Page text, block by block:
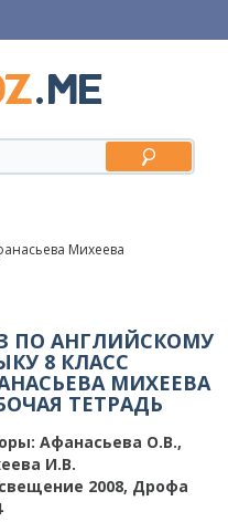
Михеева
ПО АНГЛИЙСКОМУ
8 КЛАСС
МИХЕЕВА
ТЕТРАДЬ
Афанасьева О.В.,
И.В.
2008, Дрофа